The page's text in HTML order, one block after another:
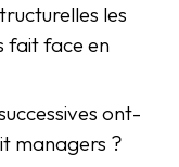
les
fait face en
ont-
managers ?